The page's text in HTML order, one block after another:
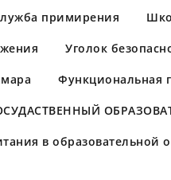
примирения
Уголок
Функциональная
в образовательной